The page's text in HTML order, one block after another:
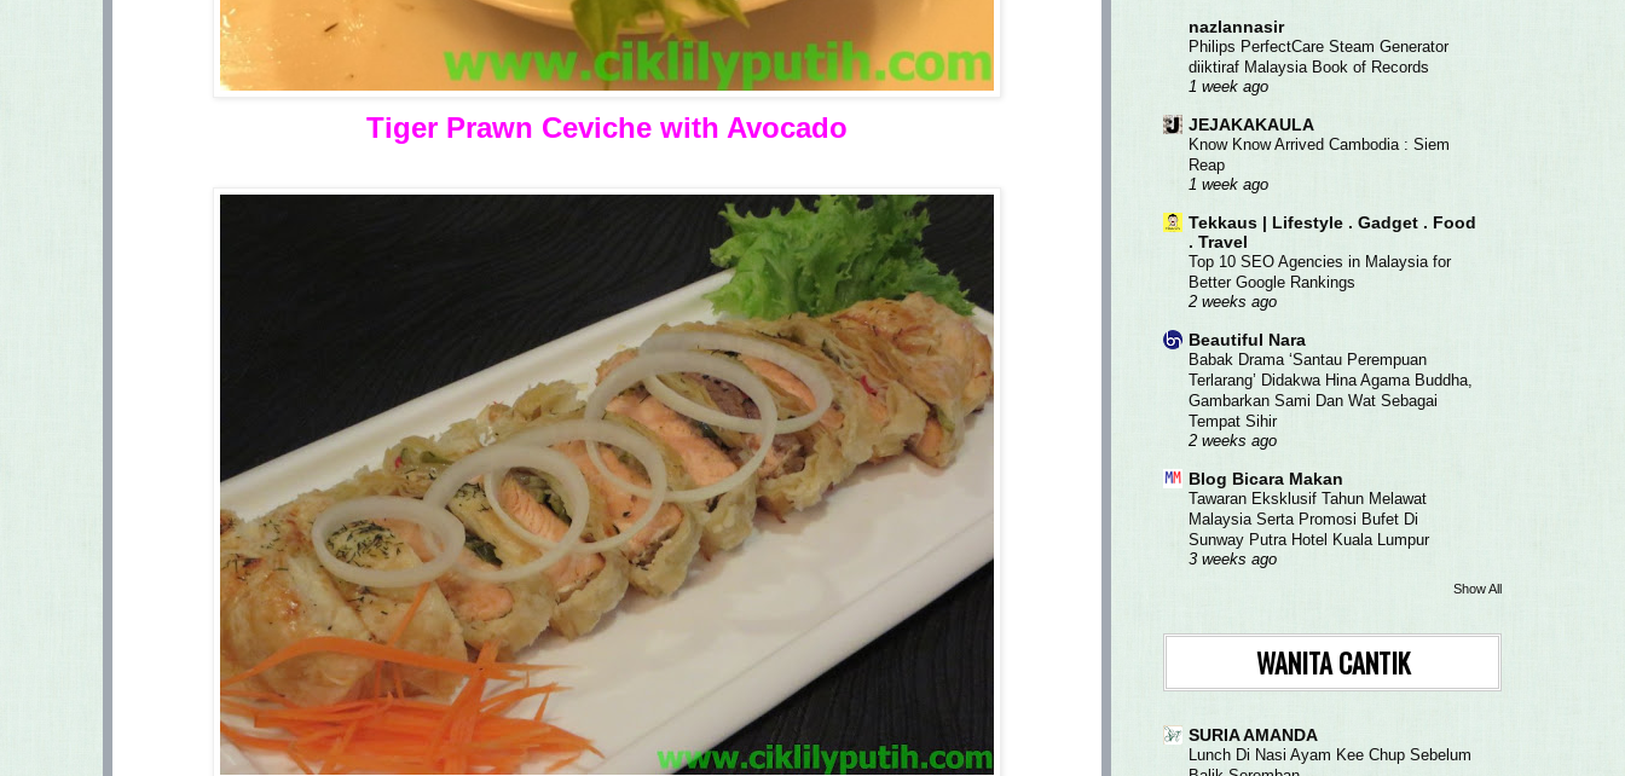
Tiger Prawn Ceviche with Avocado
nazlannasir
Philips PerfectCare Steam Generator
diiktiraf Malaysia Book of Records
1 week ago
JEJAKAKAULA
Know Know Arrived Cambodia : Siem
Reap
1 week ago
Tekkaus | Lifestyle . Gadget . Food
. Travel
Top 10 SEO Agencies in Malaysia for
Better Google Rankings
2 weeks ago
Beautiful Nara
Babak Drama ‘Santau Perempuan
Terlarang’ Didakwa Hina Agama Buddha,
Gambarkan Sami Dan Wat Sebagai
Tempat Sihir
2 weeks ago
Blog Bicara Makan
Tawaran Eksklusif Tahun Melawat
Malaysia Serta Promosi Bufet Di
Sunway Putra Hotel Kuala Lumpur
3 weeks ago
Show All
WANITA CANTIK
SURIA AMANDA
Lunch Di Nasi Ayam Kee Chup Sebelum